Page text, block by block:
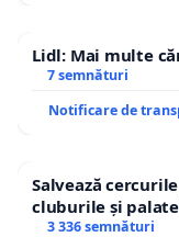
Lidl: Mai multe
7 semnături
Notificare de
Salvează
cluburile și
3 336 semnături